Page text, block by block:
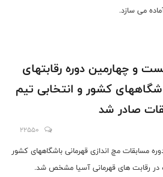
می سازد.
و چهارمین دوره رقابتهای
کشور و انتخابی تیم
صادر شد
22550
مسابقات مچ اندازی قهرمانی باشگاههای کشور
رقابت های قهرمانی آسیا مشخص شد.